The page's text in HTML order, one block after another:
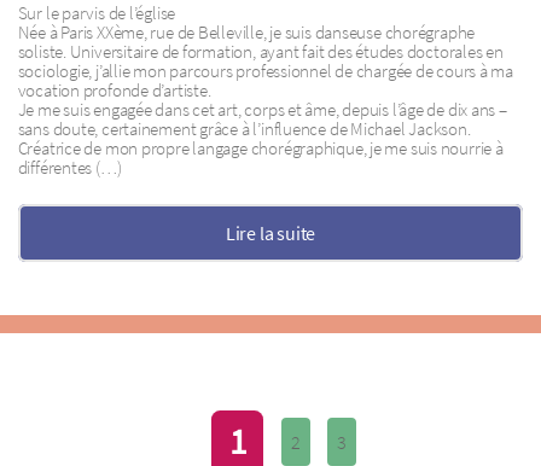
Sur le parvis de l’église
Née à Paris XXème, rue de Belleville, je suis danseuse chorégraphe
soliste. Universitaire de formation, ayant fait des études doctorales en
sociologie, j’allie mon parcours professionnel de chargée de cours à ma
vocation profonde d’artiste.
Je me suis engagée dans cet art, corps et âme, depuis l’âge de dix ans –
sans doute, certainement grâce à l’influence de Michael Jackson.
Créatrice de mon propre langage chorégraphique, je me suis nourrie à
différentes (…)
Lire la suite
1 2 3